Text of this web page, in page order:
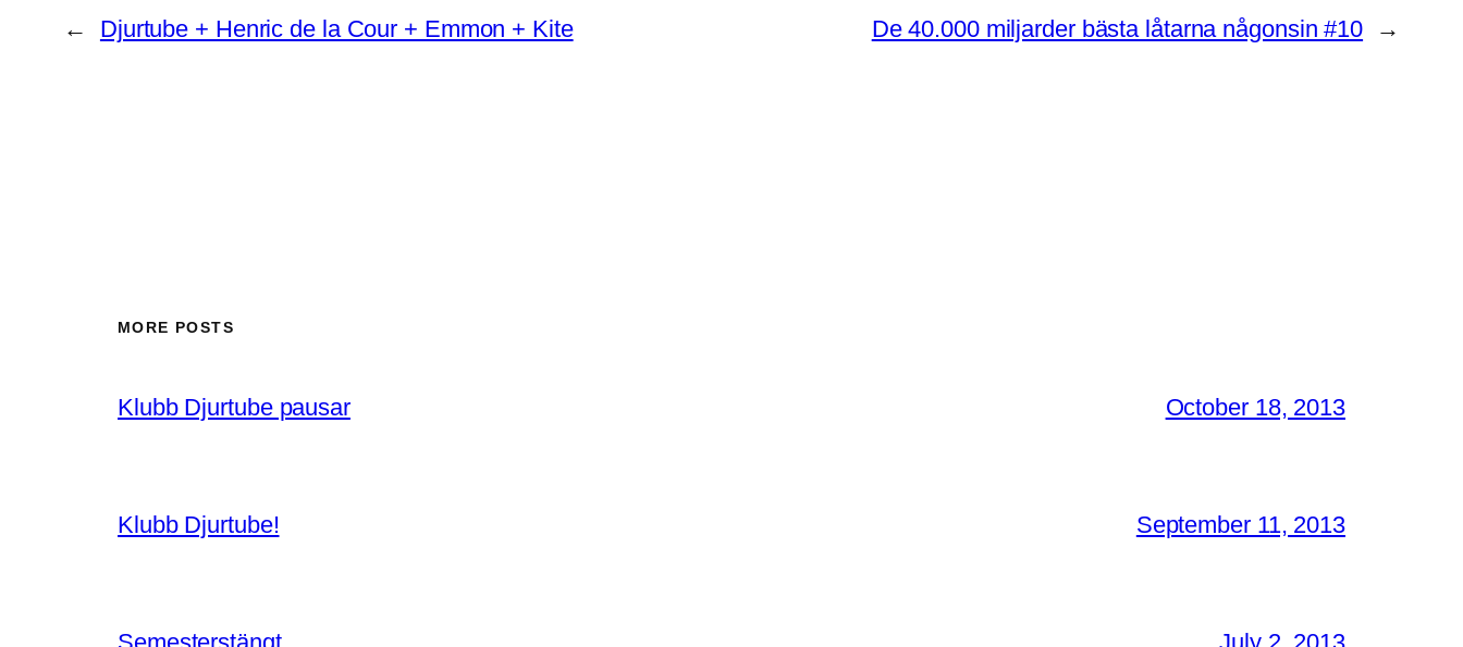
← Djurtube + Henric de la Cour + Emmon + Kite De 40.000 miljarder bästa låtarna någonsin #10 →
MORE POSTS
Klubb Djurtube pausar October 18, 2013
Klubb Djurtube! September 11, 2013